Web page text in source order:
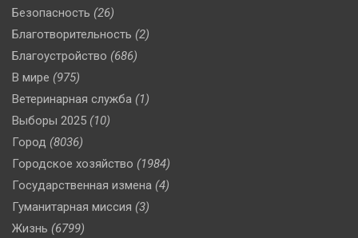
Безопасность (26)
Благотворительность (2)
Благоустройство (686)
В мире (975)
Ветеринарная служба (1)
Выборы 2025 (10)
Город (8036)
Городское хозяйство (1984)
Государственная измена (4)
Гуманитарная миссия (3)
Жизнь (6799)